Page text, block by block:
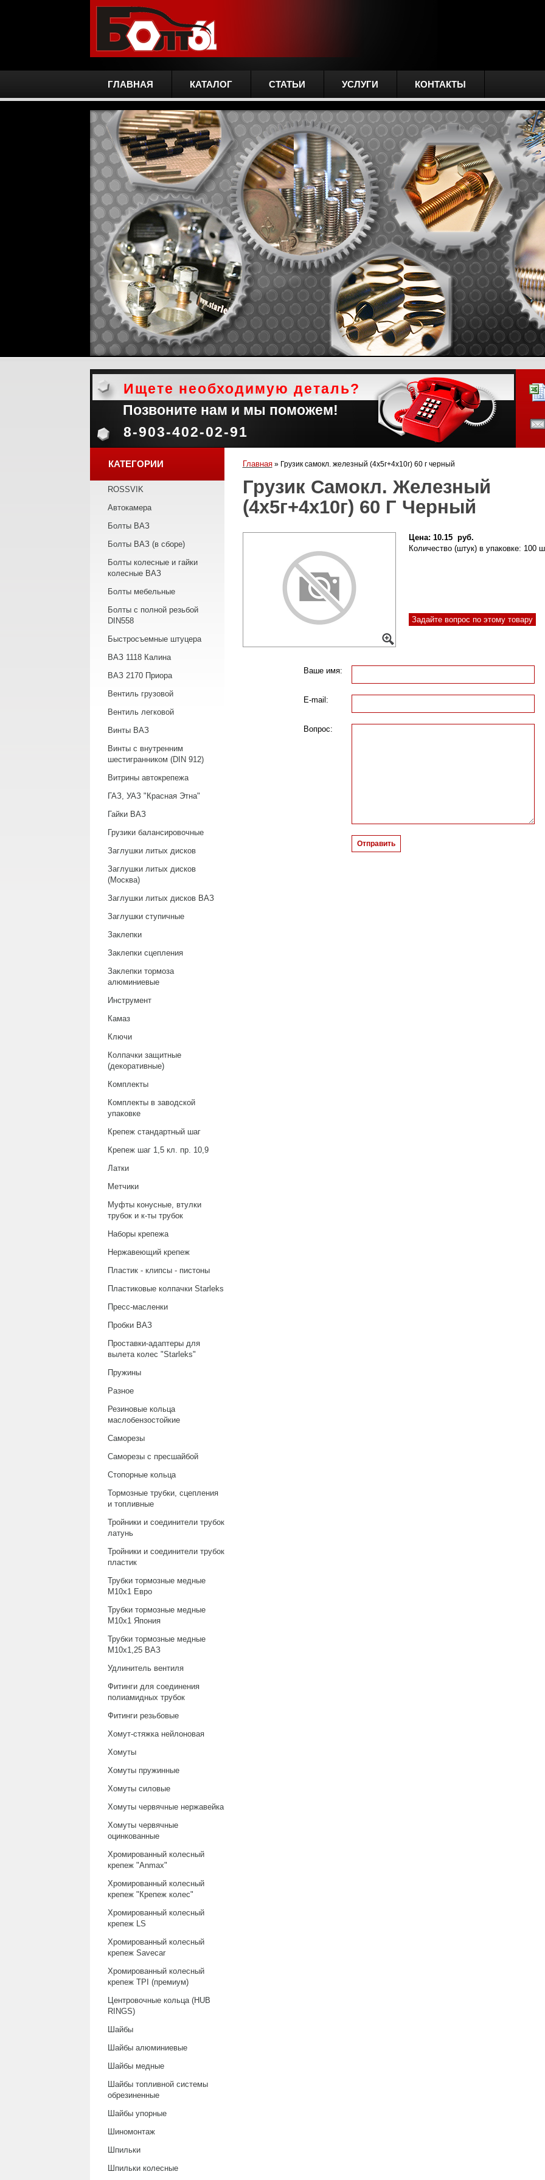
ГЛАВНАЯ КАТАЛОГ СТАТЬИ УСЛУГИ КОНТАКТЫ
Ищете необходимую деталь?
Позвоните нам и мы поможем!
8-903-402-02-91
КАТЕГОРИИ
ROSSVIK
Автокамера
Болты ВАЗ
Болты ВАЗ (в сборе)
Болты колесные и гайки
колесные ВАЗ
Болты мебельные
Болты с полной резьбой
DIN558
Быстросъемные штуцера
ВАЗ 1118 Калина
ВАЗ 2170 Приора
Вентиль грузовой
Вентиль легковой
Винты ВАЗ
Винты с внутренним
шестигранником (DIN 912)
Витрины автокрепежа
ГАЗ, УАЗ "Красная Этна"
Гайки ВАЗ
Грузики балансировочные
Заглушки литых дисков
Заглушки литых дисков
(Москва)
Заглушки литых дисков ВАЗ
Заглушки ступичные
Заклепки
Заклепки сцепления
Заклепки тормоза
алюминиевые
Инструмент
Камаз
Ключи
Колпачки защитные
(декоративные)
Комплекты
Комплекты в заводской
упаковке
Крепеж стандартный шаг
Крепеж шаг 1,5 кл. пр. 10,9
Латки
Метчики
Муфты конусные, втулки
трубок и к-ты трубок
Наборы крепежа
Нержавеющий крепеж
Пластик - клипсы - пистоны
Пластиковые колпачки Starleks
Пресс-масленки
Пробки ВАЗ
Проставки-адаптеры для
вылета колес "Starleks"
Пружины
Разное
Резиновые кольца
маслобензостойкие
Саморезы
Саморезы с пресшайбой
Стопорные кольца
Тормозные трубки, сцепления
и топливные
Тройники и соединители трубок
латунь
Тройники и соединители трубок
пластик
Трубки тормозные медные
М10х1 Евро
Трубки тормозные медные
М10х1 Япония
Трубки тормозные медные
М10х1,25 ВАЗ
Удлинитель вентиля
Фитинги для соединения
полиамидных трубок
Фитинги резьбовые
Хомут-стяжка нейлоновая
Хомуты
Хомуты пружинные
Хомуты силовые
Хомуты червячные нержавейка
Хомуты червячные
оцинкованные
Хромированный колесный
крепеж "Anmax"
Хромированный колесный
крепеж "Крепеж колес"
Хромированный колесный
крепеж LS
Хромированный колесный
крепеж Savecar
Хромированный колесный
крепеж TPI (премиум)
Центровочные кольца (HUB
RINGS)
Шайбы
Шайбы алюминиевые
Шайбы медные
Шайбы топливной системы
обрезиненные
Шайбы упорные
Шиномонтаж
Шпильки
Шпильки колесные
Главная» Грузик самокл. железный (4х5г+4х10г) 60 г черный
Грузик Самокл. Железный
(4х5г+4х10г) 60 Г Черный
Цена: 10.15 руб.
Количество (штук) в упаковке: 100
Задайте вопрос по этому товару
Ваше имя:
E-mail:
Вопрос: